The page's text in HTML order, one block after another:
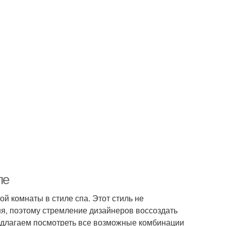
комнаты в стиле спа. Этот стиль не
поэтому стремление дизайнеров воссоздать
посмотреть все возможные комбинации